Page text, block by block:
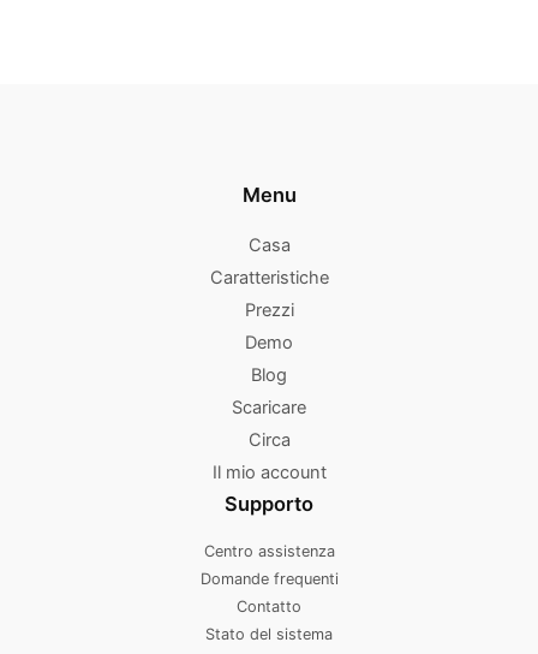
Menu
Casa
Caratteristiche
Prezzi
Demo
Blog
Scaricare
Circa
Il mio account
Supporto
Centro assistenza
Domande frequenti
Contatto
Stato del sistema